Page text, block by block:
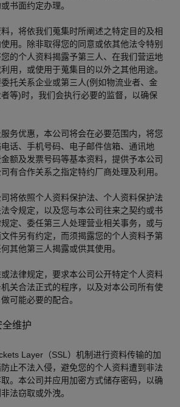
书面约定办理。
，将依我们蒐集时所阐述之特定目的及相
用。除非取得您的同意或依其他法令特别
的个人资料揭露予第三人、在我们营运地
用，或使用于蒐集目的以外之其他用途。
托关系企业或第三人(例如物流业者、金
等)时，我们会执行必要的监督，以确保
务优惠，本公司将会在必要范围内，将您
话、手机号码、电子邮件信箱、通讯地
额及发票号码等基本资料，提供予本公司
有合作关系之指定特约厂商处理及利用。
将依照个人资料保护法、个人资料保护法
令规定，以及您与本公司往来之契约或书
定、委任第三人处理营业相关事务，或与
件另有约定，而须揭露您的个人资料予第
其他第三人揭露或供其使用。
法律规定，要求本公司公开特定个人资料
关合法正式的程序，以及对本公司所有使
可能必要的配合。
全维护
Layer（SSL）机制进行资料传输的加
止不法入侵，避免您的个人资料遭到非法
。本公司并应用加密方式储存密码，以确
法窃取或外洩。